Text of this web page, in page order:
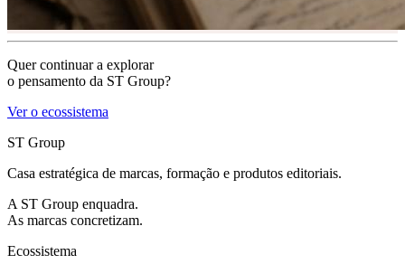
Quer continuar a explorar
o pensamento da ST Group?
Ver o ecossistema
ST Group
Casa estratégica de marcas, formação e produtos editoriais.
A ST Group enquadra.
As marcas concretizam.
Ecossistema